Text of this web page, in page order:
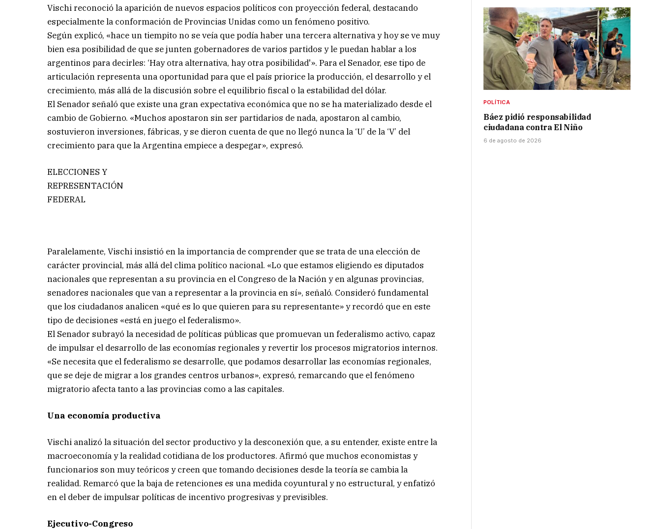
Vischi reconoció la aparición de nuevos espacios políticos con proyección federal, destacando
especialmente la conformación de Provincias Unidas como un fenómeno positivo.
Según explicó, «hace un tiempito no se veía que podía haber una tercera alternativa y hoy se ve muy
bien esa posibilidad de que se junten gobernadores de varios partidos y le puedan hablar a los
argentinos para decirles: ‘Hay otra alternativa, hay otra posibilidad'». Para el Senador, ese tipo de
articulación representa una oportunidad para que el país priorice la producción, el desarrollo y el
crecimiento, más allá de la discusión sobre el equilibrio fiscal o la estabilidad del dólar.
El Senador señaló que existe una gran expectativa económica que no se ha materializado desde el
cambio de Gobierno. «Muchos apostaron sin ser partidarios de nada, apostaron al cambio,
sostuvieron inversiones, fábricas, y se dieron cuenta de que no llegó nunca la ‘U’ de la ‘V’ del
crecimiento para que la Argentina empiece a despegar», expresó.
ELECCIONES Y
REPRESENTACIÓN
FEDERAL
Paralelamente, Vischi insistió en la importancia de comprender que se trata de una elección de
carácter provincial, más allá del clima político nacional. «Lo que estamos eligiendo es diputados
nacionales que representan a su provincia en el Congreso de la Nación y en algunas provincias,
senadores nacionales que van a representar a la provincia en sí», señaló. Consideró fundamental
que los ciudadanos analicen «qué es lo que quieren para su representante» y recordó que en este
tipo de decisiones «está en juego el federalismo».
El Senador subrayó la necesidad de políticas públicas que promuevan un federalismo activo, capaz
de impulsar el desarrollo de las economías regionales y revertir los procesos migratorios internos.
«Se necesita que el federalismo se desarrolle, que podamos desarrollar las economías regionales,
que se deje de migrar a los grandes centros urbanos», expresó, remarcando que el fenómeno
migratorio afecta tanto a las provincias como a las capitales.
Una economía productiva
Vischi analizó la situación del sector productivo y la desconexión que, a su entender, existe entre la
macroeconomía y la realidad cotidiana de los productores. Afirmó que muchos economistas y
funcionarios son muy teóricos y creen que tomando decisiones desde la teoría se cambia la
realidad. Remarcó que la baja de retenciones es una medida coyuntural y no estructural, y enfatizó
en el deber de impulsar políticas de incentivo progresivas y previsibles.
Ejecutivo-Congreso
POLÍTICA
Báez pidió responsabilidad
ciudadana contra El Niño
6 de agosto de 2026